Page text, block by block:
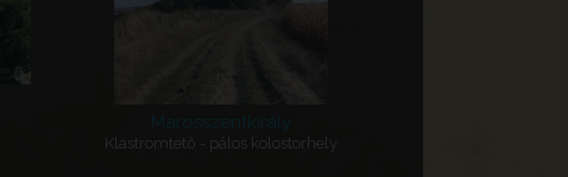
Marosszentkirály
Klastromtető - pálos kolostorhely